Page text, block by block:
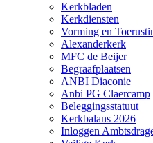
Kerkbladen
Kerkdiensten
Vorming en
Alexanderkerk
MFC de Beijer
Begraafplaatsen
ANBI Diaconie
Anbi PG Claercamp
Beleggingsstatuut
Kerkbalans 2026
Inloggen